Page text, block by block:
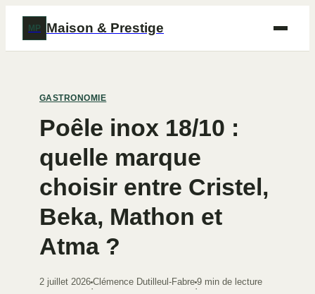
MP Maison & Prestige
GASTRONOMIE
Poêle inox 18/10 :
quelle marque
choisir entre Cristel,
Beka, Mathon et
Atma ?
2 juillet 2026
·
Clémence Dutilleul-Fabre
·
9 min de lecture